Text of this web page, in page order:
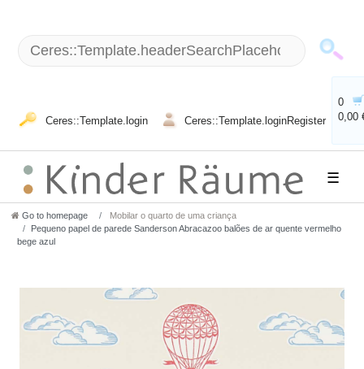
Ceres::Template.login Ceres::Template.loginRegister
0
0,00
☰
Go to homepage
Mobilar o quarto de uma criança
Pequeno papel de parede Sanderson Abracazoo balões de ar quente vermelho
bege azul